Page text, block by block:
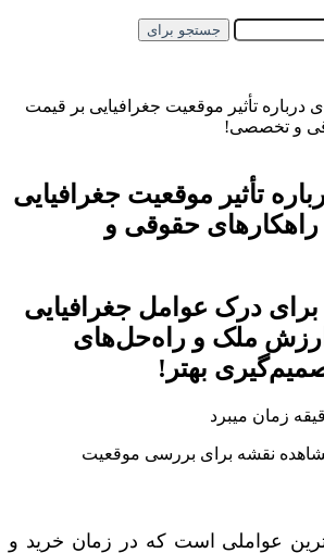
جستجو برای
درباره تأثیر موقعیت جغرافیایی بر قیمت
و تخصصی!
تأثیر موقعیت جغرافیایی
حقوقی و
برای درک عوامل جغرافیایی
ارزش ملک و راه‌حل‌های
بهتر!
عواملی است که در زمان خرید و